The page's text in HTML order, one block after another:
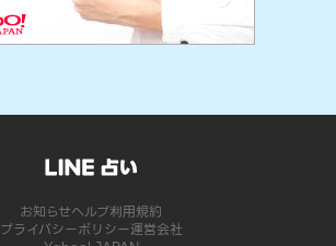
お知らせヘルプ利用規約
プライバシーポリシー運営会社